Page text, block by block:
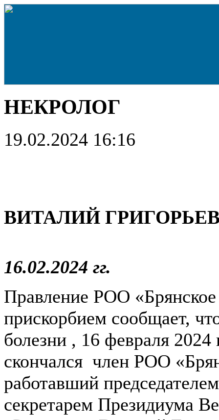
НЕКРОЛОГ
19.02.2024 16:16
ВИТАЛИЙ
16.02.2024 гг.
Правление РОО «Брянское
прискорбием сообщает,
болезни , 16 февраля
скончался член РОО
работавший
секретарем Президиума